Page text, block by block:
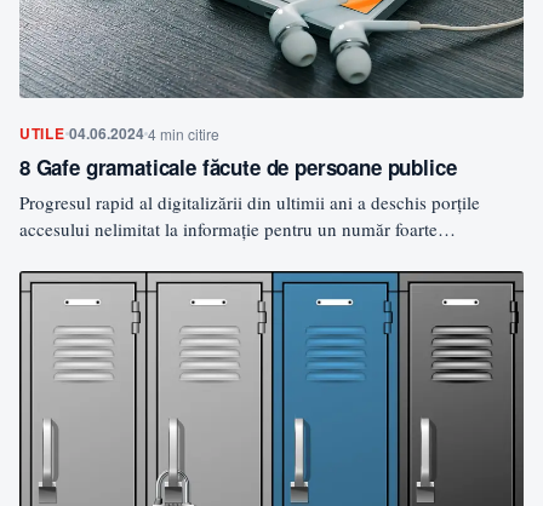
UTILE 04.06.20244 min citire
8 Gafe gramaticale făcute de persoane publice
Progresul rapid al digitalizării din ultimii ani a deschis porţile
accesului nelimitat la informaţie pentru un număr foarte…